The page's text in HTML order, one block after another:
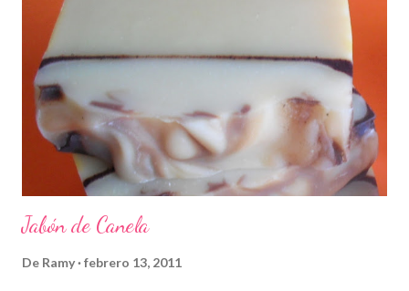
Jabón de Canela
De Ramy febrero 13, 2011